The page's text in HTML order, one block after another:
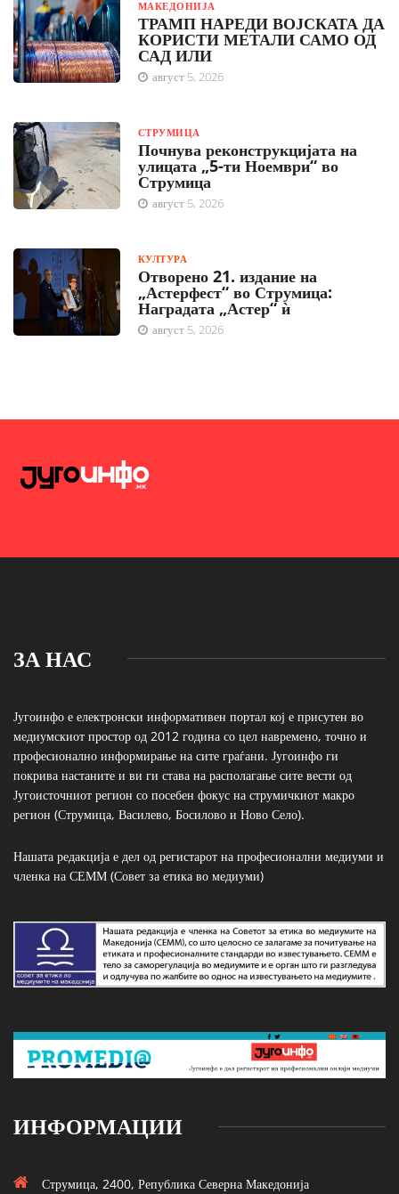
МАКЕДОНИЈА
ТРАМП НАРЕДИ ВОЈСКАТА ДА
КОРИСТИ МЕТАЛИ САМО ОД
САД ИЛИ
август 5, 2026
СТРУМИЦА
Почнува реконструкцијата на
улицата „5-ти Ноември“ во
Струмица
август 5, 2026
КУЛТУРА
Отворено 21. издание на
„Астерфест“ во Струмица:
Наградата „Астер“ ѝ
август 5, 2026
ЗА НАС
Југоинфо е електронски информативен портал кој е присутен во
медиумскиот простор од 2012 година со цел навремено, точно и
професионално информирање на сите граѓани. Југоинфо ги
покрива настаните и ви ги става на располагање сите вести од
Југоисточниот регион со посебен фокус на струмичкиот макро
регион (Струмица, Василево, Босилово и Ново Село).
Нашата редакција е дел од регистарот на професионални медиуми и
членка на СЕММ (Совет за етика во медиуми)
ИНФОРМАЦИИ
Струмица, 2400, Република Северна Македонија